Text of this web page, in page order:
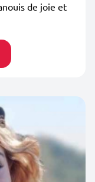
de joie et